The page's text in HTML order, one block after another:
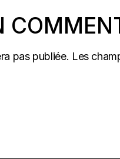
pas publiée. Les